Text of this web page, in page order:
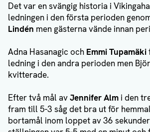
Det var en svängig historia i
ledningen i den första perioden
Lindén men gästerna vände innan
Adna Hasanagic och Emmi Tupamäki
ledning i den andra perioden men
kvitterade.
Efter två mål avJennifer Alm i den
fram till 5-3 såg det bra ut för
bortamål inom loppet av 36